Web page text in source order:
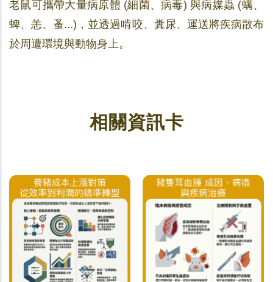
老鼠可攜帶大量病原體 (細菌、病毒) 與病媒蟲 (螨、
蜱、恙、蚤...)，並透過啃咬、糞尿、運送將疾病散布
於周遭環境與動物身上。
相關資訊卡